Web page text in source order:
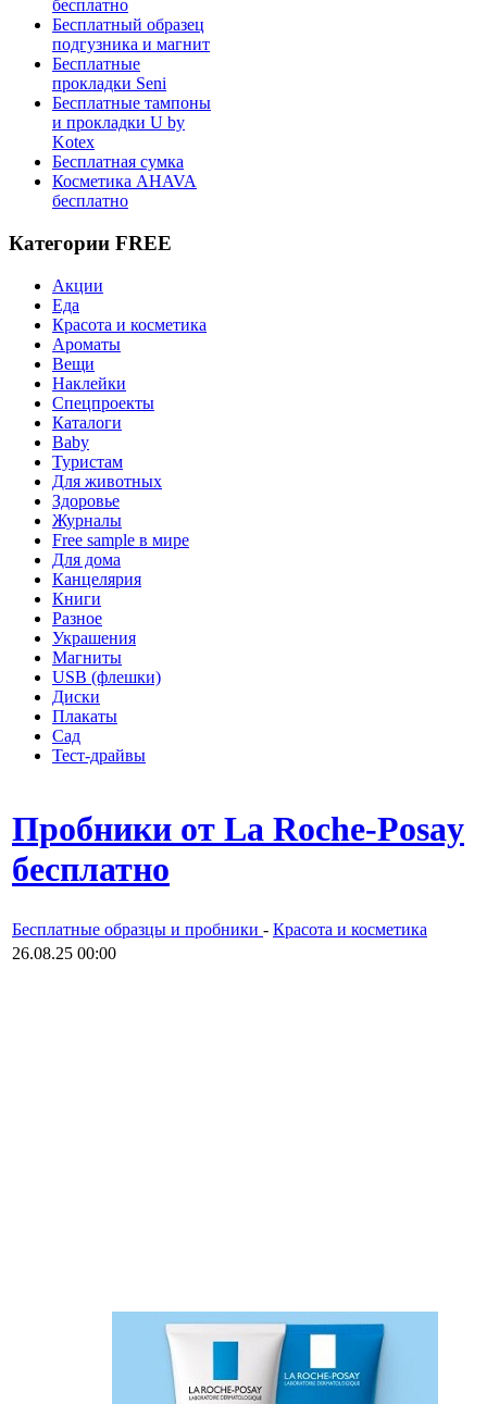
бесплатно
Бесплатный образец
подгузника и магнит
Бесплатные
прокладки Seni
Бесплатные тампоны
и прокладки U by
Kotex
Бесплатная сумка
Косметика AHAVA
бесплатно
Категории FREE
Акции
Еда
Красота и косметика
Ароматы
Вещи
Наклейки
Спецпроекты
Каталоги
Baby
Туристам
Для животных
Здоровье
Журналы
Free sample в мире
Для дома
Канцелярия
Книги
Разное
Украшения
Магниты
USB (флешки)
Диски
Плакаты
Сад
Тест-драйвы
Пробники от La Roche-Posay
бесплатно
Бесплатные образцы и пробники - Красота и косметика
26.08.25 00:00